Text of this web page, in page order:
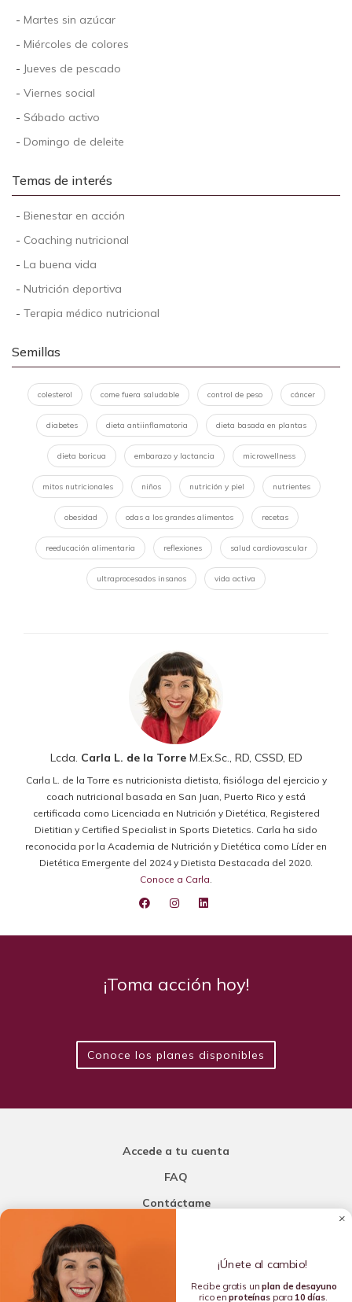
- Martes sin azúcar
- Miércoles de colores
- Jueves de pescado
- Viernes social
- Sábado activo
- Domingo de deleite
Temas de interés
- Bienestar en acción
- Coaching nutricional
- La buena vida
- Nutrición deportiva
- Terapia médico nutricional
Semillas
colesterol come fuera saludable control de peso cáncer
diabetes dieta antiinflamatoria dieta basada en plantas
dieta boricua embarazo y lactancia microwellness
mitos nutricionales niños nutrición y piel nutrientes
obesidad odas a los grandes alimentos recetas
reeducación alimentaria reflexiones salud cardiovascular
ultraprocesados insanos vida activa
Lcda. Carla L. de la TorreM.Ex.Sc., RD, CSSD, ED
Carla L. de la Torre es nutricionista dietista, fisióloga del ejercicio y
coach nutricional basada en San Juan, Puerto Rico y está
certificada como Licenciada en Nutrición y Dietética, Registered
Dietitian y Certified Specialist in Sports Dietetics. Carla ha sido
reconocida por la Academia de Nutrición y Dietética como Líder en
Dietética Emergente del 2024 y Dietista Destacada del 2020.
Conoce a Carla.
¡Toma acción hoy!
Conoce los planes disponibles
Accede a tu cuenta
FAQ
Contáctame
Añade una porción de inteligencia a tu nutrición
¡Únete al cambio!
Recibe gratis unplan de desayuno
rico enproteínaspara 10 días.